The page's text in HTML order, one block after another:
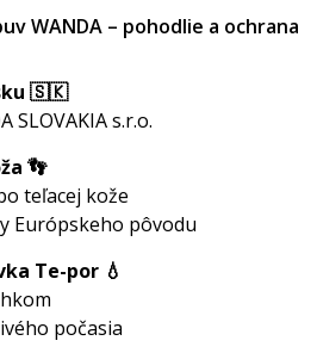
WANDA – pohodlie a ochrana
🇸🇰
SLOVAKIA s.r.o.
👣
teľacej kože
Európskeho pôvodu
Te-por 💧
počasia